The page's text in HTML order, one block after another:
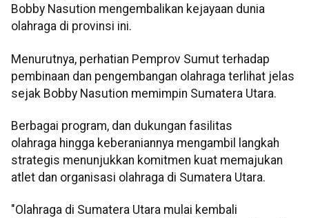
Bobby Nasution mengembalikan kejayaan dunia
olahraga di provinsi ini.
Menurutnya, perhatian Pemprov Sumut terhadap
pembinaan dan pengembangan olahraga terlihat jelas
sejak Bobby Nasution memimpin Sumatera Utara.
Berbagai program, dan dukungan fasilitas
olahraga hingga keberaniannya mengambil langkah
strategis menunjukkan komitmen kuat memajukan
atlet dan organisasi olahraga di Sumatera Utara.
"Olahraga di Sumatera Utara mulai kembali